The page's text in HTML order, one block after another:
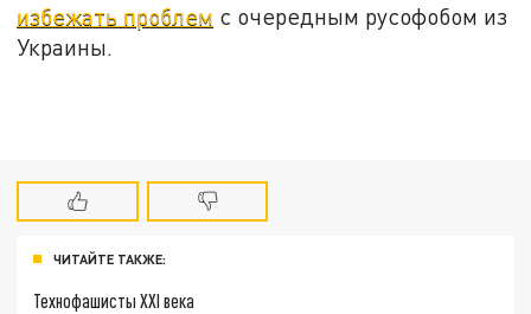
избежать проблем с очередным русофобом из
Украины.
ЧИТАЙТЕ ТАКЖЕ:
Технофашисты XXI века